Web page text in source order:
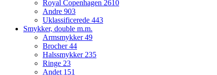
Royal Copenhagen 2610
Andre 903
Uklassificerede 443
Smykker, double m.m.
Armsmykker49
Brocher44
Halssmykker235
Ringe 23
Andet 151